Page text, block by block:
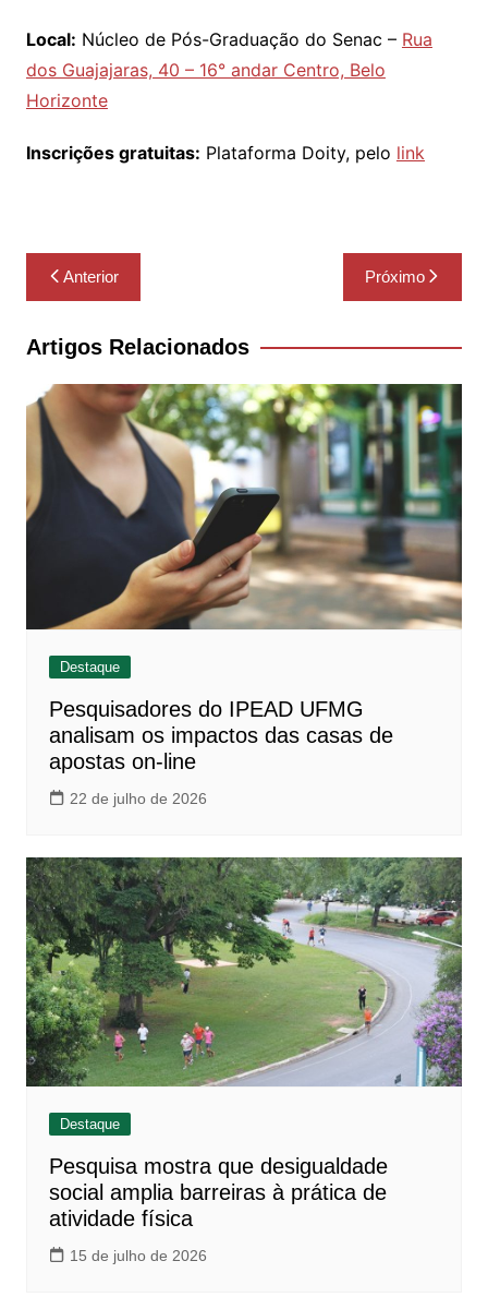
Local: Núcleo de Pós-Graduação do Senac – Rua
dos Guajajaras, 40 – 16° andar Centro, Belo
Horizonte
Inscrições gratuitas: Plataforma Doity, pelo link
Navegação
de
Post
Anterior Próximo
Artigos Relacionados
Destaque
Pesquisadores do IPEAD UFMG
analisam os impactos das casas de
apostas on-line
22 de julho de 2026
Destaque
Pesquisa mostra que desigualdade
social amplia barreiras à prática de
atividade física
15 de julho de 2026